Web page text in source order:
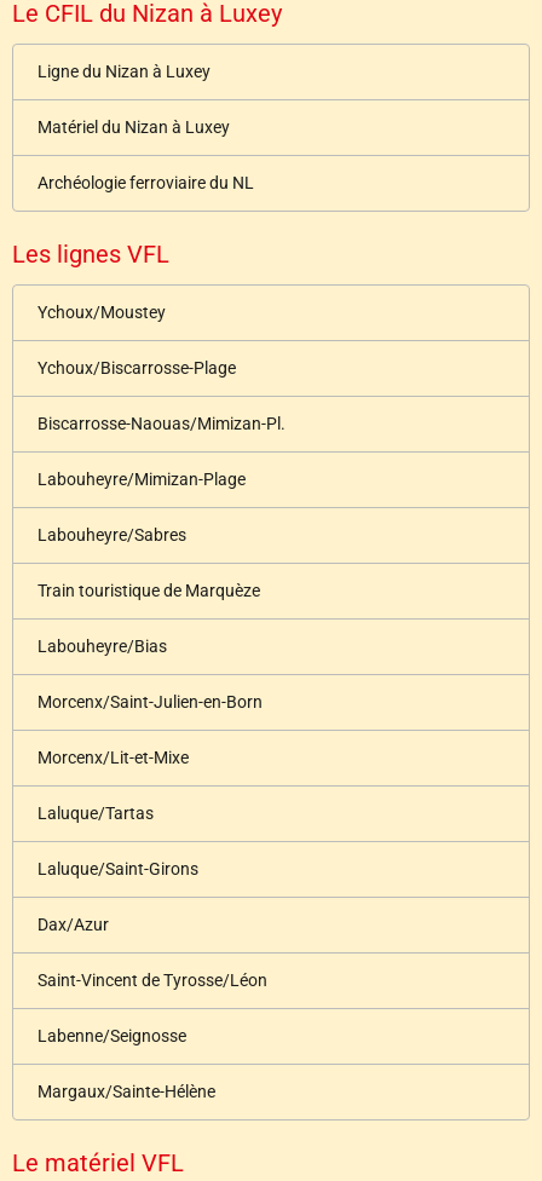
Le CFIL du Nizan à Luxey
Ligne du Nizan à Luxey
Matériel du Nizan à Luxey
Archéologie ferroviaire du NL
Les lignes VFL
Ychoux/Moustey
Ychoux/Biscarrosse-Plage
Biscarrosse-Naouas/Mimizan-Pl.
Labouheyre/Mimizan-Plage
Labouheyre/Sabres
Train touristique de Marquèze
Labouheyre/Bias
Morcenx/Saint-Julien-en-Born
Morcenx/Lit-et-Mixe
Laluque/Tartas
Laluque/Saint-Girons
Dax/Azur
Saint-Vincent de Tyrosse/Léon
Labenne/Seignosse
Margaux/Sainte-Hélène
Le matériel VFL